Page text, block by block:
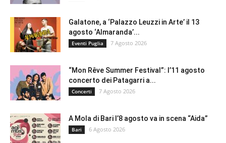
Galatone, a ‘Palazzo Leuzzi in Arte’ il 13
agosto ‘Almaranda’...
Eventi Puglia 7 Agosto 2026
“Mon Rêve Summer Festival”: l’11 agosto
concerto dei Patagarri a...
Concerti 7 Agosto 2026
A Mola di Bari l’8 agosto va in scena “Aida”
Bari 6 Agosto 2026